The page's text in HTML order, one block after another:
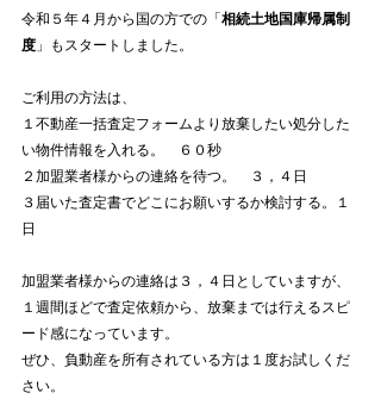
令和５年４月から国の方での「 相続土地国庫帰属制
度 」もスタートしました。
ご利用の方法は、
１不動産一括査定フォームより放棄したい処分した
い物件情報を入れる。　６０秒
２加盟業者様からの連絡を待つ。　３，４日
３届いた査定書でどこにお願いするか検討する。１
日
加盟業者様からの連絡は３，４日としていますが、
１週間ほどで査定依頼から、放棄までは行えるスピ
ード感になっています。
ぜひ、負動産を所有されている方は１度お試しくだ
さい。